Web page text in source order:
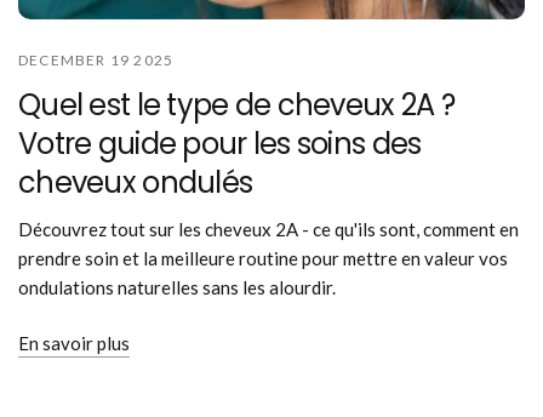
DECEMBER 19 2025
Quel est le type de cheveux 2A ?
Votre guide pour les soins des
cheveux ondulés
Découvrez tout sur les cheveux 2A - ce qu'ils sont, comment en
prendre soin et la meilleure routine pour mettre en valeur vos
ondulations naturelles sans les alourdir.
En savoir plus